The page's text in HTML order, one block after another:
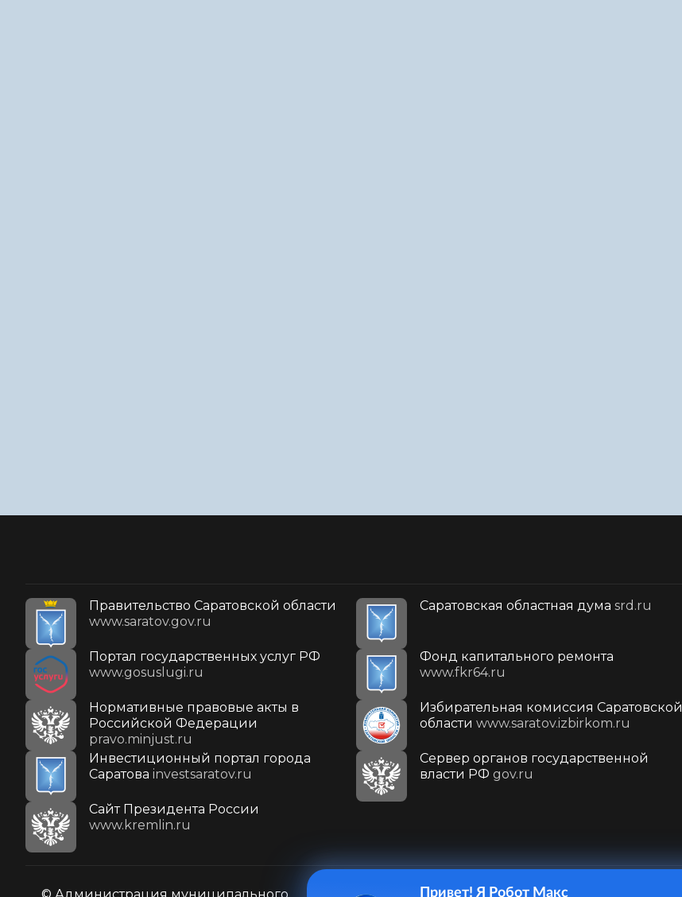
Правительство Саратовской области
www.saratov.gov.ru
Саратовская областная дума srd.ru
Портал государственных услуг РФ
www.gosuslugi.ru
Фонд капитального ремонта
www.fkr64.ru
Нормативные правовые акты в
Российской Федерации
pravo.minjust.ru
Избирательная комиссия Саратовской
области www.saratov.izbirkom.ru
Инвестиционный портал города
Саратова investsaratov.ru
Сервер органов государственной
власти РФ gov.ru
Cайт Президента России
www.kremlin.ru
Привет! Я Робот Макс